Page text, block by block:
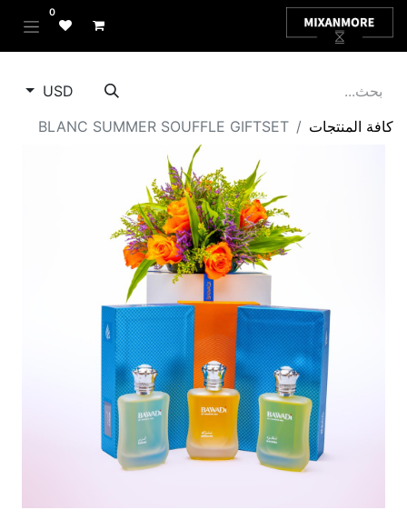
0
USD
كافة المنتجات
BLANC SUMMER SOUFFLE GIFTSET